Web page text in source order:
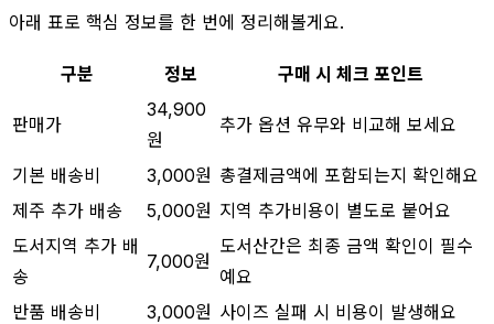
아래 표로 핵심 정보를 한 번에 정리해볼게요.
구분 정보 구매 시 체크 포인트
판매가
34,900
원
추가 옵션 유무와 비교해 보세요
기본 배송비 3,000원 총결제금액에 포함되는지 확인해요
제주 추가 배송
5,000원 지역 추가비용이 별도로 붙어요
도서지역 추가 배
송
7,000원
도서산간은 최종 금액 확인이 필수
예요
반품 배송비
3,000원 사이즈 실패 시 비용이 발생해요